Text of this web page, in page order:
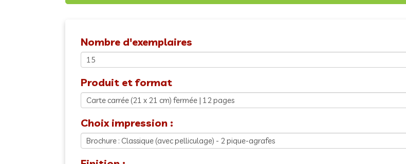
Nombre d'exemplaires
Produit et format
Choix impression :